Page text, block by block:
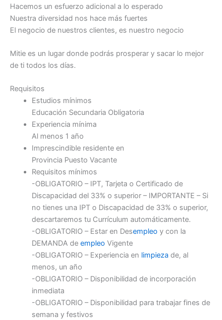
Hacemos un esfuerzo adicional a lo esperado
Nuestra diversidad nos hace más fuertes
El negocio de nuestros clientes, es nuestro negocio
Mitie es un lugar donde podrás prosperar y sacar lo mejor
de ti todos los días.
Requisitos
Estudios mínimos
Educación Secundaria Obligatoria
Experiencia mínima
Al menos 1 año
Imprescindible residente en
Provincia Puesto Vacante
Requisitos mínimos
-OBLIGATORIO – IPT, Tarjeta o Certificado de
Discapacidad del 33% o superior – IMPORTANTE – Si
no tienes una IPT o Discapacidad de 33% o superior,
descartaremos tu Currículum automáticamente.
-OBLIGATORIO – Estar en Desempleo y con la
DEMANDA de empleo Vigente
-OBLIGATORIO – Experiencia en limpieza de, al
menos, un año
-OBLIGATORIO – Disponibilidad de incorporación
inmediata
-OBLIGATORIO – Disponibilidad para trabajar fines de
semana y festivos